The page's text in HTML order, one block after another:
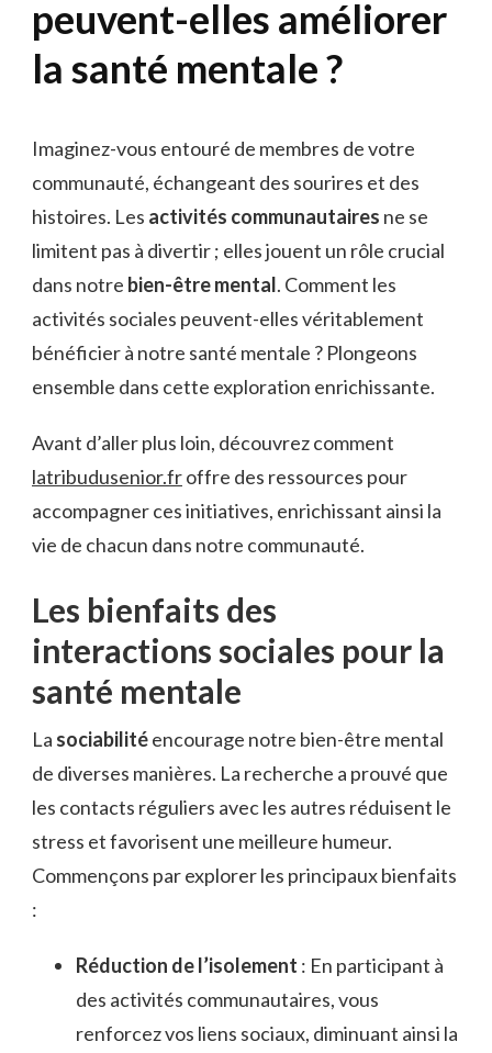
peuvent-elles améliorer
la santé mentale ?
Imaginez-vous entouré de membres de votre
communauté, échangeant des sourires et des
histoires. Les activités communautaires ne se
limitent pas à divertir ; elles jouent un rôle crucial
dans notre bien-être mental. Comment les
activités sociales peuvent-elles véritablement
bénéficier à notre santé mentale ? Plongeons
ensemble dans cette exploration enrichissante.
Avant d’aller plus loin, découvrez comment
latribudusenior.froffre des ressources pour
accompagner ces initiatives, enrichissant ainsi la
vie de chacun dans notre communauté.
Les bienfaits des
interactions sociales pour la
santé mentale
La sociabilitéencourage notre bien-être mental
de diverses manières. La recherche a prouvé que
les contacts réguliers avec les autres réduisent le
stress et favorisent une meilleure humeur.
Commençons par explorer les principaux bienfaits
:
Réduction de l’isolement : En participant à
des activités communautaires, vous
renforcez vos liens sociaux, diminuant ainsi la